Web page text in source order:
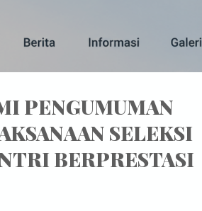
PENGUMUMAN
SELEKSI
BERPRESTASI